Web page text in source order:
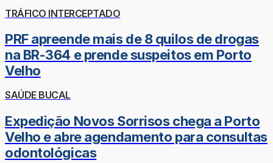
TRÁFICO INTERCEPTADO
PRF apreende mais de 8 quilos de drogas
na BR-364 e prende suspeitos em Porto
Velho
SAÚDE BUCAL
Expedição Novos Sorrisos chega a Porto
Velho e abre agendamento para consultas
odontológicas